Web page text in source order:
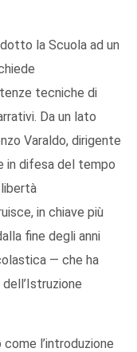
la Scuola ad un
tecniche di
Da un lato
Varaldo, dirigente
in difesa del tempo
libertà
in chiave più
fine degli anni
— che ha
l’introduzione